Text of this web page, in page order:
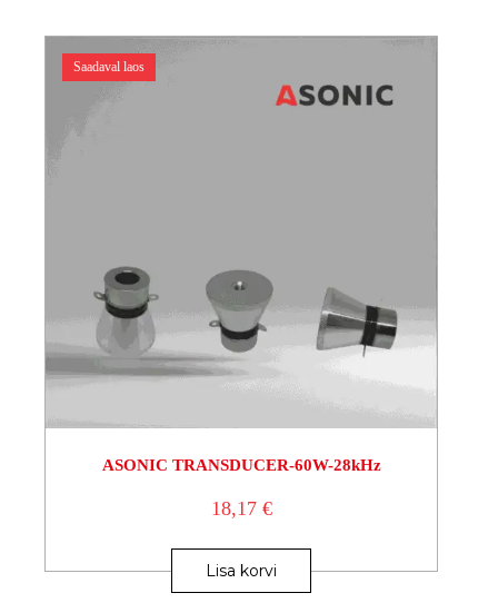
Saadaval laos
ASONIC TRANSDUCER-60W-28kHz
18,17 €
Lisa korvi